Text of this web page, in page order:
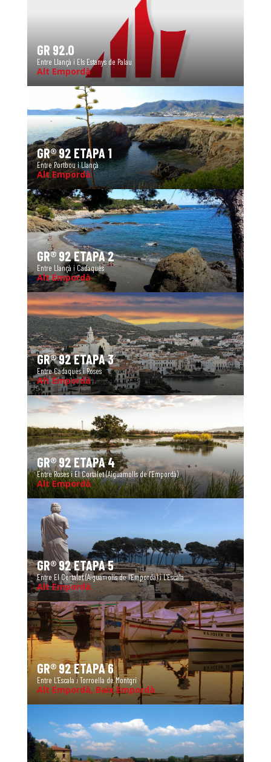
GR 92.0
Entre Llançà i Els Estanys de Palau
Alt Empordà
GR® 92 ETAPA 1
Entre Portbou i Llançà
Alt Empordà
GR® 92 ETAPA 2
Entre Llançà i Cadaqués
Alt Empordà
GR® 92 ETAPA 3
Entre Cadaqués i Roses
Alt Empordà
GR® 92 ETAPA 4
Entre Roses i El Cortalet (Aiguamolls de l'Empordà)
Alt Empordà
GR® 92 ETAPA 5
Entre El Cortalet (Aiguamolls de l'Empordà) i L'Escala
Alt Empordà
GR® 92 ETAPA 6
Entre L'Escala i Torroella de Montgrí
Alt Empordà, Baix Empordà